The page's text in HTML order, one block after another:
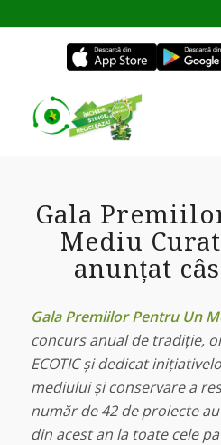
Gala
Mediu
anunțat
Gala Premiilor Pentru Un
concurs anual de tradiție,
ECOTIC și dedicat
mediului și conservare a
număr de 42 de proiecte
din acest an la toate cele